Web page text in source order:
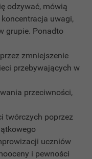
odzywać, mówią
uwagi,
grupie. Ponadto
zmniejszenie
przebywających w
przeciwności,
twórczych poprzez
uczniów
i pewności